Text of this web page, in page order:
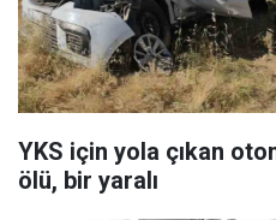
YKS için yola çıkan
ölü, bir yaralı